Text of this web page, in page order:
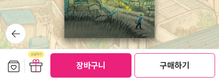
장바구니 구매하기
뒤로가
기